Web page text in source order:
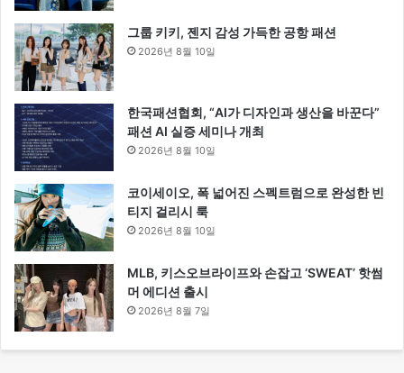
그룹 키키, 젠지 감성 가득한 공항 패션
2026년 8월 10일
한국패션협회, “AI가 디자인과 생산을 바꾼다”
패션 AI 실증 세미나 개최
2026년 8월 10일
코이세이오, 폭 넓어진 스펙트럼으로 완성한 빈
티지 걸리시 룩
2026년 8월 10일
MLB, 키스오브라이프와 손잡고 ‘SWEAT’ 핫썸
머 에디션 출시
2026년 8월 7일